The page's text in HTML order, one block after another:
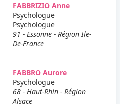
FABBRIZIO Anne
Psychologue
Psychologue
91 - Essonne - Région Ile-
De-France
FABBRO Aurore
Psychologue
68 - Haut-Rhin - Région
Alsace